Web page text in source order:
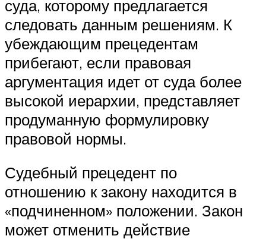
суда, которому предлагается
следовать данным решениям. К
убеждающим прецедентам
прибегают, если правовая
аргументация идет от суда более
высокой иерархии, представляет
продуманную формулировку
правовой нормы.
Судебный прецедент по
отношению к закону находится в
«подчиненном» положении. Закон
может отменить действие